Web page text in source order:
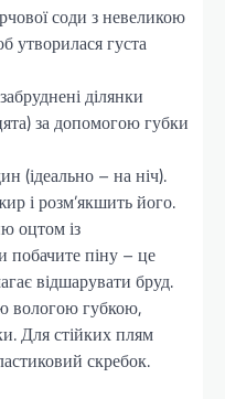
соди з невеликою
утворилася густа
ділянки
за допомогою губки
(ідеально – на ніч).
і розм’якшить його.
оцтом із
побачите піну – це
відшарувати бруд.
вологою губкою,
Для стійких плям
скребок.